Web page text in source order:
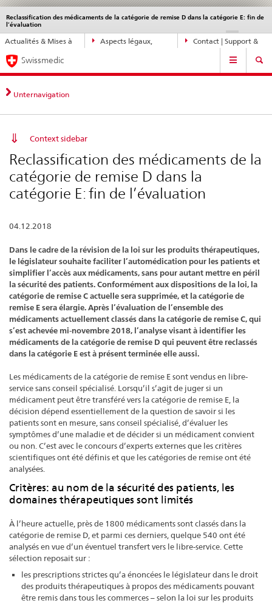
Navigation
directe:
actualités,
bases
juridiques,
contact
Actualités & Mises à
Aspects légaux,
Contact | Support &
Reclassification des médicaments de la catégorie de remise D dans la catégorie E: fin de
l’évaluation
DE EN
Service
navigation
Navigation
Swissmedic
Unternavigation
Context sidebar
Reclassification des médicaments de la
catégorie de remise D dans la
catégorie E: fin de l’évaluation
04.12.2018
Dans le cadre de la révision de la loi sur les produits thérapeutiques,
le législateur souhaite faciliter l’automédication pour les patients et
simplifier l’accès aux médicaments, sans pour autant mettre en péril
la sécurité des patients. Conformément aux dispositions de la loi, la
catégorie de remise C actuelle sera supprimée, et la catégorie de
remise E sera élargie. Après l’évaluation de l’ensemble des
médicaments actuellement classés dans la catégorie de remise C, qui
s’est achevée mi-novembre 2018, l’analyse visant à identifier les
médicaments de la catégorie de remise D qui peuvent être reclassés
dans la catégorie E est à présent terminée elle aussi.
Les médicaments de la catégorie de remise E sont vendus en libre-
service sans conseil spécialisé. Lorsqu’il s’agit de juger si un
médicament peut être transféré vers la catégorie de remise E, la
décision dépend essentiellement de la question de savoir si les
patients sont en mesure, sans conseil spécialisé, d’évaluer les
symptômes d’une maladie et de décider si un médicament convient
ou non. C’est avec le concours d’experts externes que les critères
scientifiques ont été définis et que les catégories de remise ont été
analysées.
Critères: au nom de la sécurité des patients, les
domaines thérapeutiques sont limités
À l’heure actuelle, près de 1800 médicaments sont classés dans la
catégorie de remise D, et parmi ces derniers, quelque 540 ont été
analysés en vue d’un éventuel transfert vers le libre-service. Cette
sélection reposait sur :
les prescriptions strictes qu’a énoncées le législateur dans le droit
des produits thérapeutiques à propos des médicaments pouvant
être remis dans tous les commerces – selon la loi sur les produits